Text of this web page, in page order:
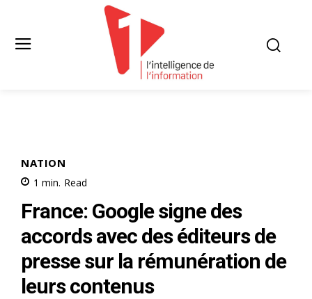
NATION
1 min. Read
France: Google signe des
accords avec des éditeurs de
presse sur la rémunération de
leurs contenus